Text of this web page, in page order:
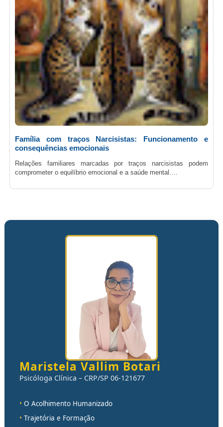
Família com traços Narcisistas: Funcionamento e
consequências emocionais
Relações familiares marcadas por traços narcisistas podem
comprometer o equilíbrio emocional e a saúde mental.…
Maristela Vallim Botari
Psicóloga Clínica – CRP/SP 06-121677
• O Acolhimento Humanizado
• Trajetória e Formação